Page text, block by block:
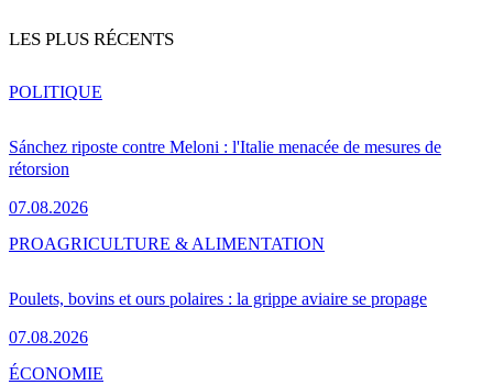
LES PLUS RÉCENTS
Sánchez riposte contre Meloni : l'Italie menacée de mesures de
rétorsion
07.08.2026
POLITIQUE
Poulets, bovins et ours polaires : la grippe aviaire se propage
07.08.2026
PROAGRICULTURE & ALIMENTATION
ÉCONOMIE